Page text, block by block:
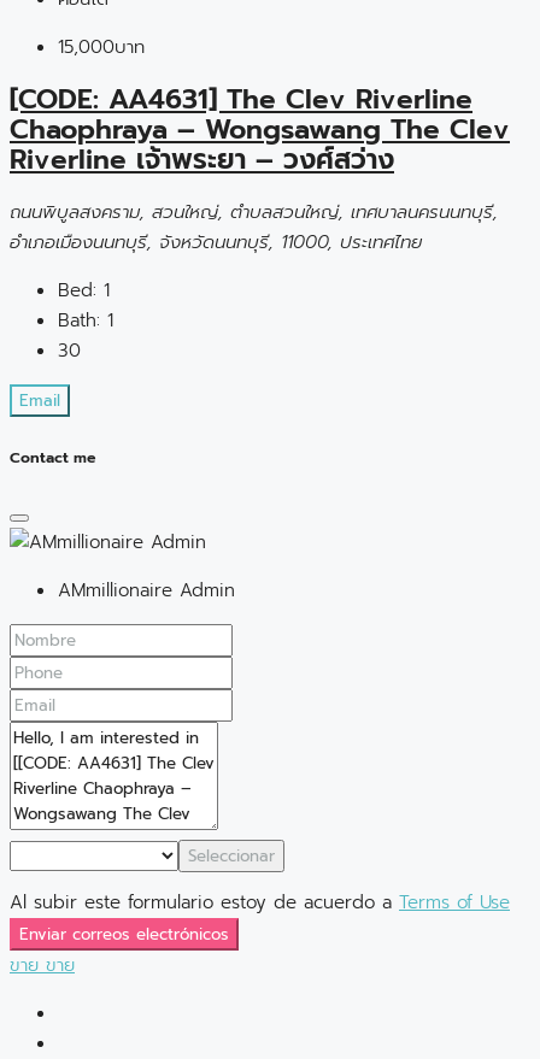
15,000บาท
[CODE: AA4631] The Clev Riverline
Chaophraya – Wongsawang The Clev
Riverline เจ้าพระยา – วงศ์สว่าง
ถนนพิบูลสงคราม, สวนใหญ่, ตำบลสวนใหญ่, เทศบาลนครนนทบุรี,
อำเภอเมืองนนทบุรี, จังหวัดนนทบุรี, 11000, ประเทศไทย
Bed: 1
Bath: 1
30
Email
Contact me
AMmillionaire Admin
Seleccionar
Al subir este formulario estoy de acuerdo a Terms of Use
Enviar correos electrónicos
ขาย ขาย